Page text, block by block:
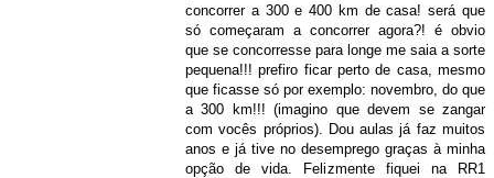
concorrer a 300 e 400 km de casa! será que
só começaram a concorrer agora?! é obvio
que se concorresse para longe me saia a sorte
pequena!!! prefiro ficar perto de casa, mesmo
que ficasse só por exemplo: novembro, do que
a 300 km!!! (imagino que devem se zangar
com vocês próprios). Dou aulas já faz muitos
anos e já tive no desemprego graças à minha
opção de vida. Felizmente fiquei na RR1